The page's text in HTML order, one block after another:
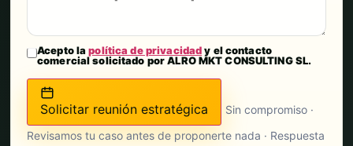
Acepto lapolítica de privacidady el contacto
comercial solicitado por ALRO MKT CONSULTING SL.
Solicitar reunión estratégica
Sin compromiso ·
Revisamos tu caso antes de proponerte nada · Respuesta